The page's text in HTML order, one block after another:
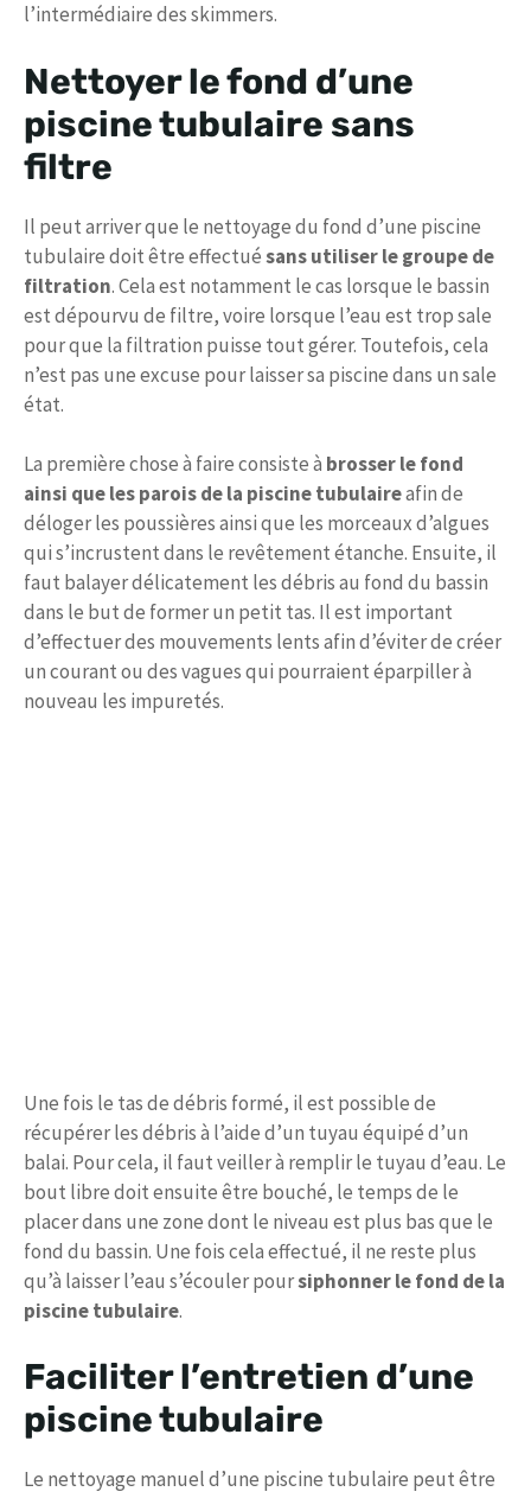
l’intermédiaire des skimmers.
Nettoyer le fond d’une
piscine tubulaire sans
filtre
Il peut arriver que le nettoyage du fond d’une piscine
tubulaire doit être effectuésans utiliser le groupe de
filtration. Cela est notamment le cas lorsque le bassin
est dépourvu de filtre, voire lorsque l’eau est trop sale
pour que la filtration puisse tout gérer. Toutefois, cela
n’est pas une excuse pour laisser sa piscine dans un sale
état.
La première chose à faire consiste à brosser le fond
ainsi que les parois de la piscine tubulaireafin de
déloger les poussières ainsi que les morceaux d’algues
qui s’incrustent dans le revêtement étanche. Ensuite, il
faut balayer délicatement les débris au fond du bassin
dans le but de former un petit tas. Il est important
d’effectuer des mouvements lents afin d’éviter de créer
un courant ou des vagues qui pourraient éparpiller à
nouveau les impuretés.
Une fois le tas de débris formé, il est possible de
récupérer les débris à l’aide d’un tuyau équipé d’un
balai. Pour cela, il faut veiller à remplir le tuyau d’eau. Le
bout libre doit ensuite être bouché, le temps de le
placer dans une zone dont le niveau est plus bas que le
fond du bassin. Une fois cela effectué, il ne reste plus
qu’à laisser l’eau s’écouler poursiphonner le fond de la
piscine tubulaire.
Faciliter l’entretien d’une
piscine tubulaire
Le nettoyage manuel d’une piscine tubulaire peut être